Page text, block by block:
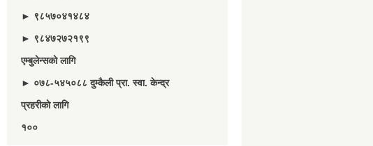
► ९८५७०४१४८४
► ९८४७२७२१९९
एम्बुलेन्सकाे लागि
► ०७८-५४५०८८ दुम्कैली प्रा. स्वा. केन्द्र
प्रहरीकाे लागि
१००